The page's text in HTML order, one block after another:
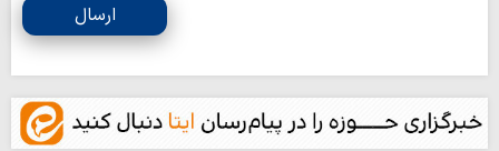
ارسال